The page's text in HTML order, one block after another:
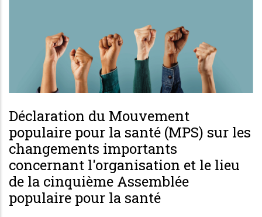
Déclaration du Mouvement
populaire pour la santé (MPS) sur les
changements importants
concernant l'organisation et le lieu
de la cinquième Assemblée
populaire pour la santé